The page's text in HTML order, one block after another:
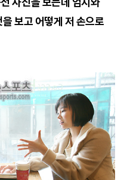
보고 어떻게 저 손으로